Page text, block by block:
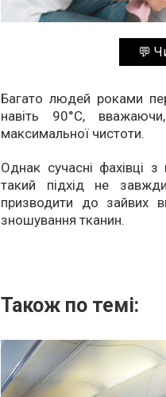
💬
Багато людей роками
навіть 90°C,
максимальної чистоти.
Однак сучасні фахівці з
такий підхід не
призводити до зайвих
зношування тканин.
Також по темі: